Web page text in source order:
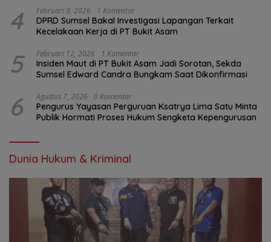
4 Februari 9, 2026 1 Komentar
DPRD Sumsel Bakal Investigasi Lapangan Terkait
Kecelakaan Kerja di PT Bukit Asam
5 Februari 12, 2026 1 Komentar
Insiden Maut di PT Bukit Asam Jadi Sorotan, Sekda
Sumsel Edward Candra Bungkam Saat Dikonfirmasi
6 Agustus 7, 2026 0 Komentar
Pengurus Yayasan Perguruan Ksatrya Lima Satu Minta
Publik Hormati Proses Hukum Sengketa Kepengurusan
Dunia Hukum & Kriminal